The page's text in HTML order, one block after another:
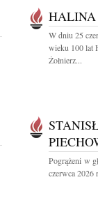
W dniu 25
wieku 100 lat
Żołnierz...
Pogrążeni w
czerwca 2026